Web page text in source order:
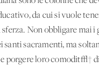
da cui si vuole
sferza. Non obbligare mai
santi sacramenti, ma
porgere loro comodit√†